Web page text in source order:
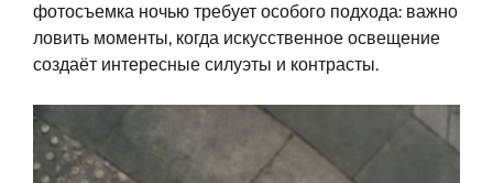
фотосъемка ночью требует особого подхода: важно
ловить моменты, когда искусственное освещение
создаёт интересные силуэты и контрасты.